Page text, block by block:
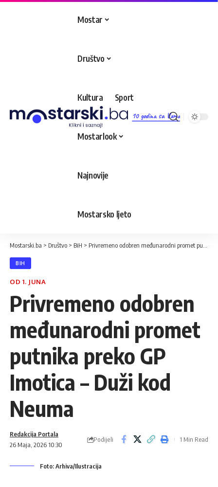
10 godina sa Vama
Mostar
Društvo
Kultura Sport
Mostarlook
Najnovije
Mostarsko ljeto
Mostarski.ba > Društvo > BiH > Privremeno odobren međunarodni promet putnika preko GP Imotica – Duži kod Neuma
BIH
OD 1. JUNA
Privremeno odobren
međunarodni promet
putnika preko GP
Imotica – Duži kod
Neuma
26 Maja, 2026 10:30
Redakcija Portala
Podijeli 1 Min Read
Foto: Arhiva/Ilustracija